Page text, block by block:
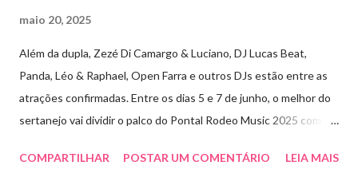
maio 20, 2025
Além da dupla, Zezé Di Camargo & Luciano, DJ Lucas Beat,
Panda, Léo & Raphael, Open Farra e outros DJs estão entre as
atrações confirmadas. Entre os dias 5 e 7 de junho, o melhor do
sertanejo vai dividir o palco do Pontal Rodeo Music 2025 com o
outras atrações. Esta edição da festa, que ocupa lugar de
COMPARTILHAR POSTAR UM COMENTÁRIO LEIA MAIS